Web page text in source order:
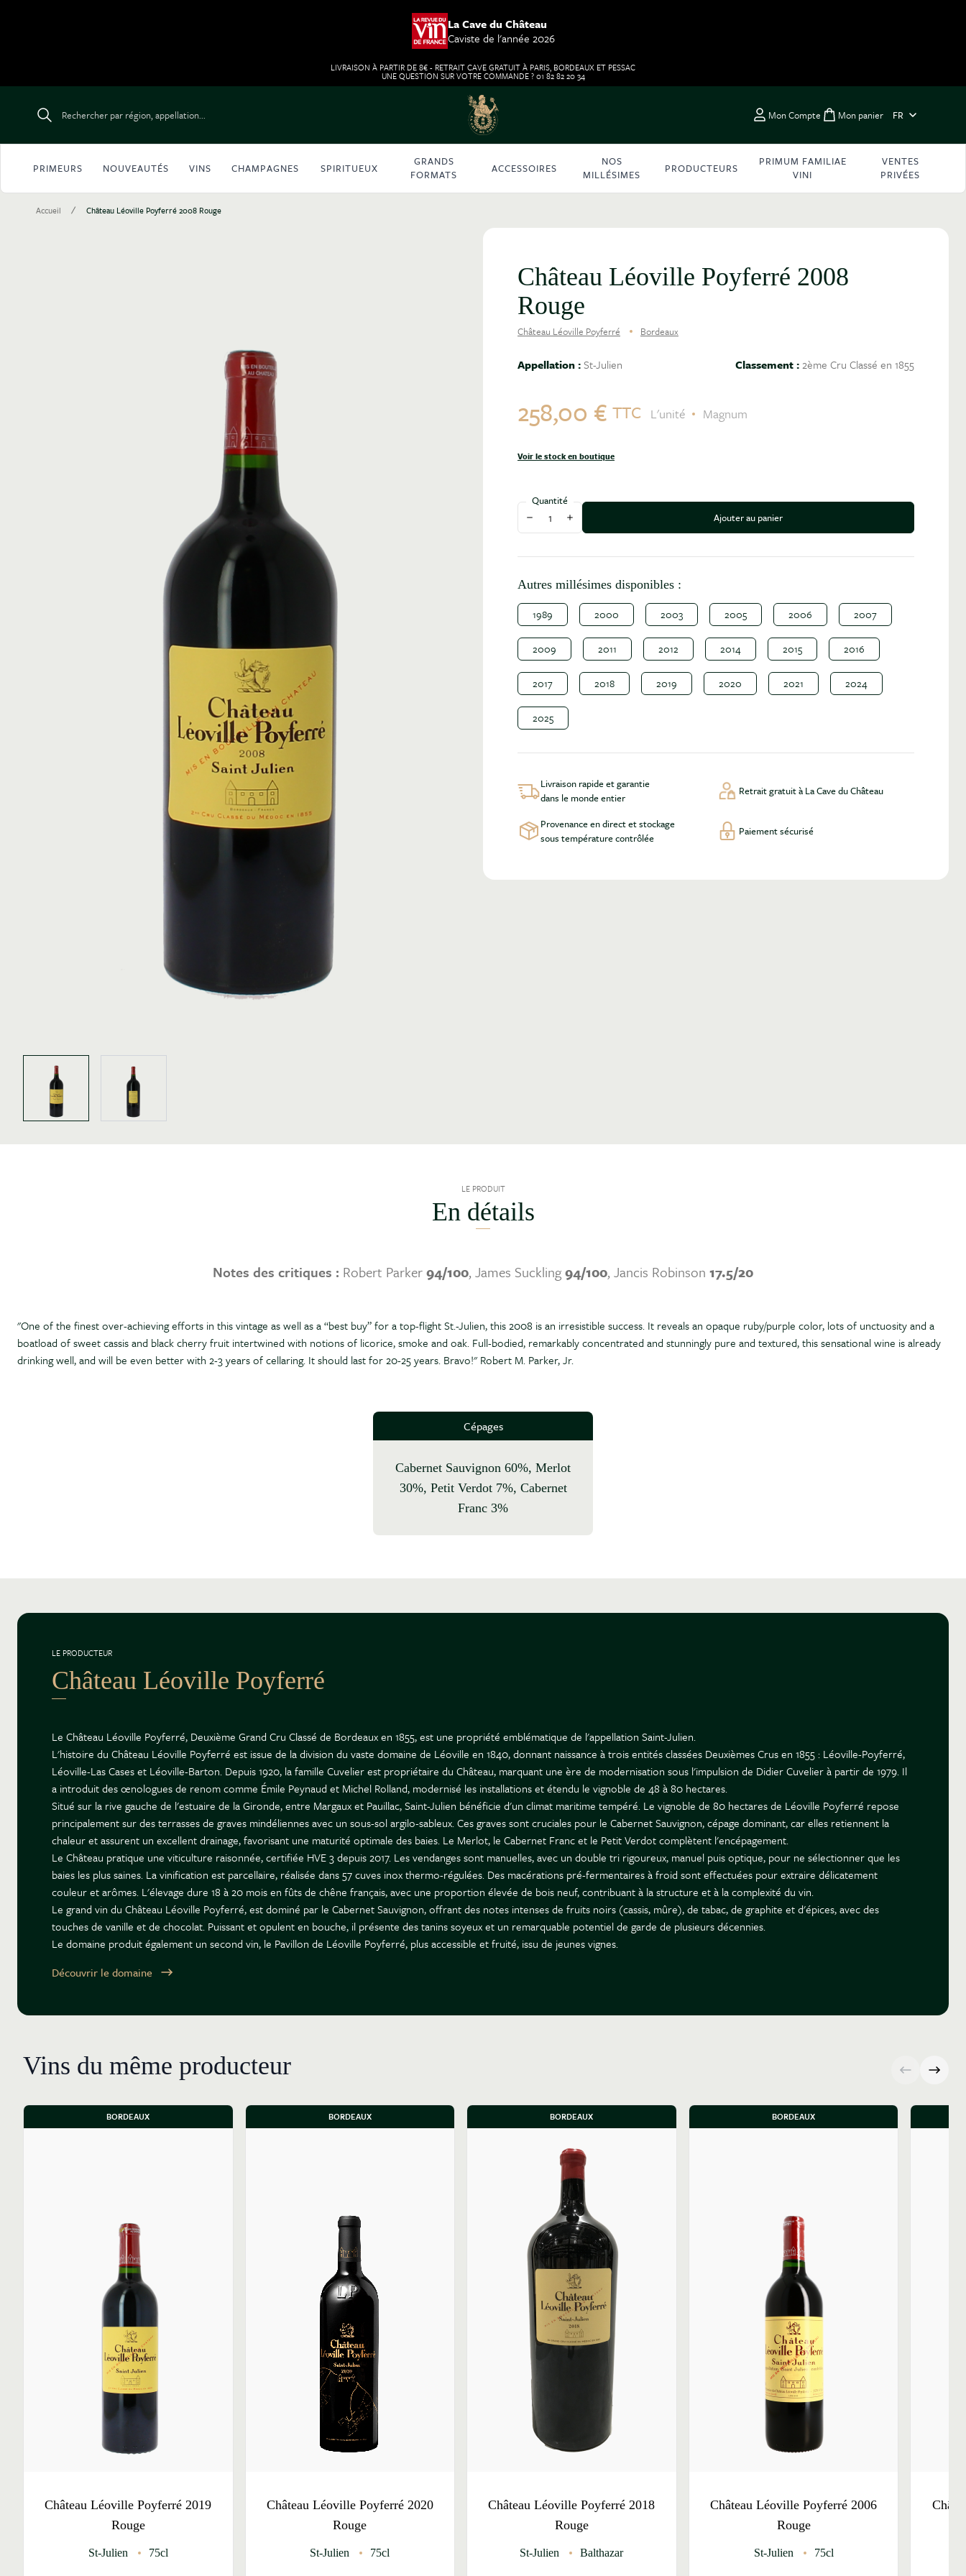
La Cave du Château
Caviste de l'année 2026
LIVRAISON À PARTIR DE 8€ - RETRAIT CAVE GRATUIT À PARIS, BORDEAUX ET PESSAC
UNE QUESTION SUR VOTRE COMMANDE ? 01 82 82 20 34
Rechercher par région, appellation... Mon Compte Toggle minicart,
Mon panier FR
PRIMEURS NOUVEAUTÉS VINS CHAMPAGNES SPIRITUEUX
GRANDS
FORMATS
ACCESSOIRES
NOS
MILLÉSIMES
PRODUCTEURS
PRIMUM FAMILIAE
VINI
VENTES
PRIVÉES
Accueil / Château Léoville Poyferré 2008 Rouge
View larger imageView larger image
Château Léoville Poyferré 2008
Rouge
Château Léoville Poyferré Bordeaux
Appellation :St-Julien Classement :2ème Cru Classé en 1855
258,00 € TTC L'unité Magnum
Voir le stock en boutique
Quantité
Diminuer la quantité
Augmenter la quantité Ajouter au panier
Autres millésimes disponibles :
1989 2000 2003 2005 2006 2007
2009 2011 2012 2014 2015 2016
2017 2018 2019 2020 2021 2024
2025
Livraison rapide et garantie
dans le monde entier
Retrait gratuit à La Cave du Château
Provenance en direct et stockage
sous température contrôlée
Paiement sécurisé
LE PRODUIT
En détails
Notes des critiques : Robert Parker94/100, James Suckling94/100, Jancis Robinson 17.5/20
"One of the finest over-achieving efforts in this vintage as well as a “best buy” for a top-flight St.-Julien, this 2008 is an irresistible success. It reveals an opaque ruby/purple color, lots of unctuosity and a
boatload of sweet cassis and black cherry fruit intertwined with notions of licorice, smoke and oak. Full-bodied, remarkably concentrated and stunningly pure and textured, this sensational wine is already
drinking well, and will be even better with 2-3 years of cellaring. It should last for 20-25 years. Bravo!" Robert M. Parker, Jr.
Cépages
Cabernet Sauvignon 60%, Merlot
30%, Petit Verdot 7%, Cabernet
Franc 3%
LE PRODUCTEUR
Château Léoville Poyferré
Le Château Léoville Poyferré, Deuxième Grand Cru Classé de Bordeaux en 1855, est une propriété emblématique de l'appellation Saint-Julien.
L'histoire du Château Léoville Poyferré est issue de la division du vaste domaine de Léoville en 1840, donnant naissance à trois entités classées Deuxièmes Crus en 1855 : Léoville-Poyferré,
Léoville-Las Cases et Léoville-Barton. Depuis 1920, la famille Cuvelier est propriétaire du Château, marquant une ère de modernisation sous l'impulsion de Didier Cuvelier à partir de 1979. Il
a introduit des œnologues de renom comme Émile Peynaud et Michel Rolland, modernisé les installations et étendu le vignoble de 48 à 80 hectares.
Situé sur la rive gauche de l'estuaire de la Gironde, entre Margaux et Pauillac, Saint-Julien bénéficie d'un climat maritime tempéré. Le vignoble de 80 hectares de Léoville Poyferré repose
principalement sur des terrasses de graves mindéliennes avec un sous-sol argilo-sableux. Ces graves sont cruciales pour le Cabernet Sauvignon, cépage dominant, car elles retiennent la
chaleur et assurent un excellent drainage, favorisant une maturité optimale des baies. Le Merlot, le Cabernet Franc et le Petit Verdot complètent l'encépagement.
Le Château pratique une viticulture raisonnée, certifiée HVE 3 depuis 2017. Les vendanges sont manuelles, avec un double tri rigoureux, manuel puis optique, pour ne sélectionner que les
baies les plus saines. La vinification est parcellaire, réalisée dans 57 cuves inox thermo-régulées. Des macérations pré-fermentaires à froid sont effectuées pour extraire délicatement
couleur et arômes. L'élevage dure 18 à 20 mois en fûts de chêne français, avec une proportion élevée de bois neuf, contribuant à la structure et à la complexité du vin.
Le grand vin du Château Léoville Poyferré, est dominé par le Cabernet Sauvignon, offrant des notes intenses de fruits noirs (cassis, mûre), de tabac, de graphite et d'épices, avec des
touches de vanille et de chocolat. Puissant et opulent en bouche, il présente des tanins soyeux et un remarquable potentiel de garde de plusieurs décennies.
Le domaine produit également un second vin, le Pavillon de Léoville Poyferré, plus accessible et fruité, issu de jeunes vignes.
Découvrir le domaine
Vins du même producteur
BORDEAUX
Château Léoville Poyferré 2019
Rouge
St-Julien 75cl
BORDEAUX
Château Léoville Poyferré 2020
Rouge
St-Julien 75cl
BORDEAUX
Château Léoville Poyferré 2018
Rouge
St-Julien Balthazar
BORDEAUX
Château Léoville Poyferré 2006
Rouge
St-Julien 75cl